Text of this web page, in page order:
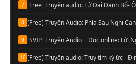
7 [Free] Truyện audio: Tứ Đại Danh Bổ-
8
9
10 [Free] Truyện audio: Truy tìm ký ức -